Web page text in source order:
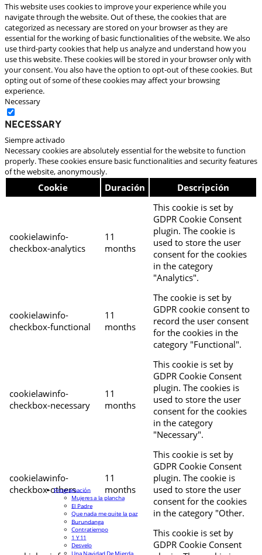
This website uses cookies to improve your experience while you
navigate through the website. Out of these, the cookies that are
categorized as necessary are stored on your browser as they are
essential for the working of basic functionalities of the website. We also
use third-party cookies that help us analyze and understand how you
use this website. These cookies will be stored in your browser only with
your consent. You also have the option to opt-out of these cookies. But
opting out of some of these cookies may affect your browsing
experience.
Necessary
Necessary
Siempre activado
Necessary cookies are absolutely essential for the website to function
properly. These cookies ensure basic functionalities and security features
of the website, anonymously.
Cookie Duración Descripción
cookielawinfo-
checkbox-analytics
11
months
This cookie is set by
GDPR Cookie Consent
plugin. The cookie is
used to store the user
consent for the cookies
in the category
"Analytics".
cookielawinfo-
checkbox-functional
11
months
The cookie is set by
GDPR cookie consent to
record the user consent
for the cookies in the
category "Functional".
cookielawinfo-
checkbox-necessary
11
months
This cookie is set by
GDPR Cookie Consent
plugin. The cookies is
used to store the user
consent for the cookies
in the category
"Necessary".
cookielawinfo-
checkbox-others
11
months
This cookie is set by
GDPR Cookie Consent
plugin. The cookie is
used to store the user
consent for the cookies
in the category "Other.
This cookie is set by
GDPR Cookie Consent
Programación
Mujeres a la plancha
El Padre
Que nada me quite la paz
Burundanga
Contratiempo
1 Y 11
Desvelo
Una Navidad De Mierda